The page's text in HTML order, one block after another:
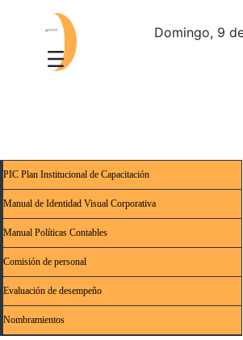
Domingo, 9
PIC Plan Institucional de Capacitación
Manual de Identidad Visual Corporativa
Manual Políticas Contables
Comisión de personal
Evaluación de desempeño
Nombramientos